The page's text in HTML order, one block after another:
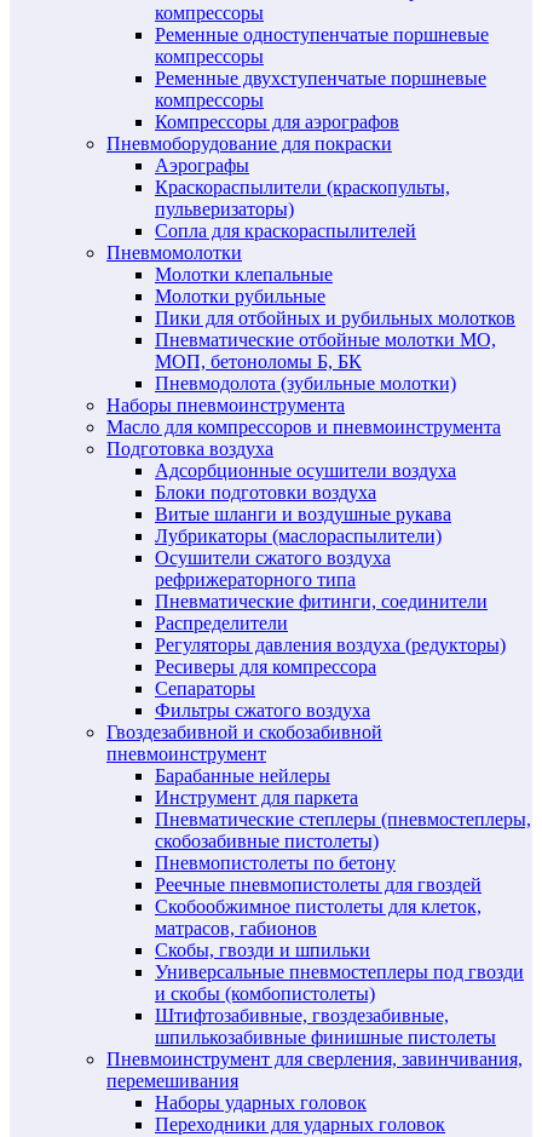
компрессоры
Ременные одноступенчатые поршневые
компрессоры
Ременные двухступенчатые поршневые
компрессоры
Компрессоры для аэрографов
Пневмоборудование для покраски
Аэрографы
Краскораспылители (краскопульты,
пульверизаторы)
Сопла для краскораспылителей
Пневмомолотки
Молотки клепальные
Молотки рубильные
Пики для отбойных и рубильных молотков
Пневматические отбойные молотки МО,
МОП, бетоноломы Б, БК
Пневмодолота (зубильные молотки)
Наборы пневмоинструмента
Масло для компрессоров и пневмоинструмента
Подготовка воздуха
Адсорбционные осушители воздуха
Блоки подготовки воздуха
Витые шланги и воздушные рукава
Лубрикаторы (маслораспылители)
Осушители сжатого воздуха
рефрижераторного типа
Пневматические фитинги, соединители
Распределители
Регуляторы давления воздуха (редукторы)
Ресиверы для компрессора
Сепараторы
Фильтры сжатого воздуха
Гвоздезабивной и скобозабивной
пневмоинструмент
Барабанные нейлеры
Инструмент для паркета
Пневматические степлеры (пневмостеплеры,
скобозабивные пистолеты)
Пневмопистолеты по бетону
Реечные пневмопистолеты для гвоздей
Скобообжимное пистолеты для клеток,
матрасов, габионов
Скобы, гвозди и шпильки
Универсальные пневмостеплеры под гвозди
и скобы (комбопистолеты)
Штифтозабивные, гвоздезабивные,
шпилькозабивные финишные пистолеты
Пневмоинструмент для сверления, завинчивания,
перемешивания
Наборы ударных головок
Переходники для ударных головок